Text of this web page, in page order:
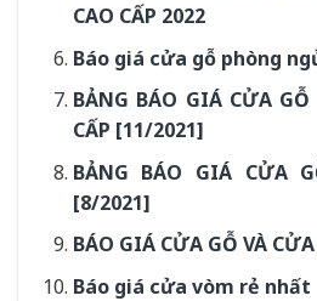
CAO CẤP 2022
Báo giá cửa gỗ phòng
BẢNG BÁO GIÁ CỬA
CẤP [11/2021]
BẢNG BÁO GIÁ CỬA
[8/2021]
BÁO GIÁ CỬA GỖ VÀ
Báo giá cửa vòm rẻ nhất